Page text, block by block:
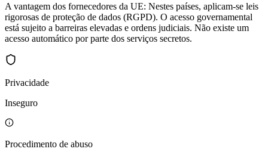
A vantagem dos fornecedores da UE: Nestes países, aplicam-se leis
rigorosas de proteção de dados (RGPD). O acesso governamental
está sujeito a barreiras elevadas e ordens judiciais. Não existe um
acesso automático por parte dos serviços secretos.
Privacidade
Inseguro
Procedimento de abuso